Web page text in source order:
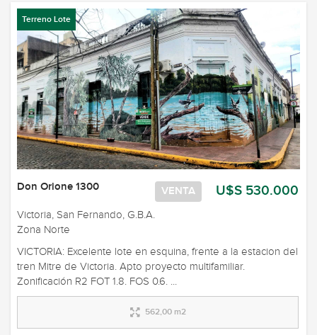
Terreno Lote
U$S 530.000
VENTA
Don Orione 1300
Victoria, San Fernando, G.B.A.
Zona Norte
VICTORIA: Excelente lote en esquina, frente a la estacion del
tren Mitre de Victoria. Apto proyecto multifamiliar.
Zonificación R2 FOT 1.8. FOS 0.6. ...
562,00 m2